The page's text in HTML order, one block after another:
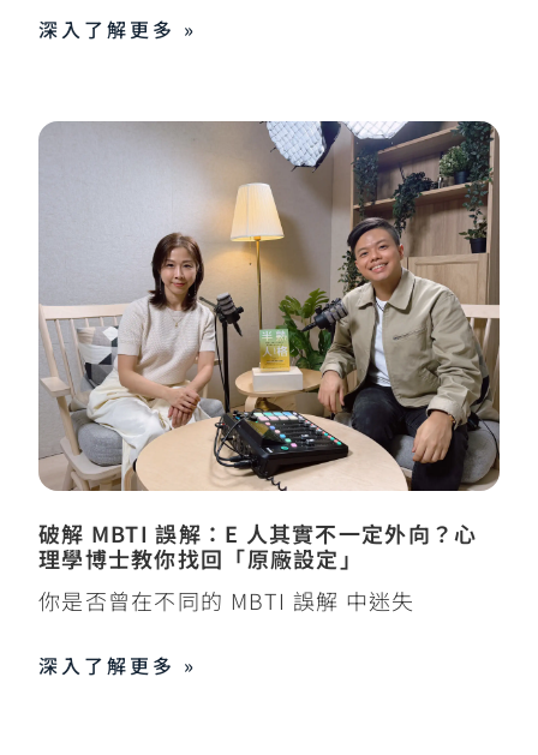
深入了解更多 »
破解 MBTI 誤解：E 人其實不一定外向？心
理學博士教你找回「原廠設定」
你是否曾在不同的 MBTI 誤解 中迷失
深入了解更多 »